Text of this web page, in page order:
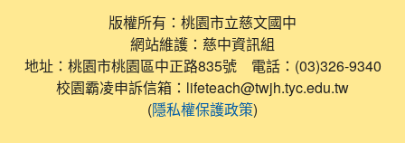
版權所有：桃園市立慈文國中
網站維護：慈中資訊組
地址：桃園市桃園區中正路835號 電話：(03)326-9340
校園霸凌申訴信箱：lifeteach@twjh.tyc.edu.tw
(隱私權保護政策)